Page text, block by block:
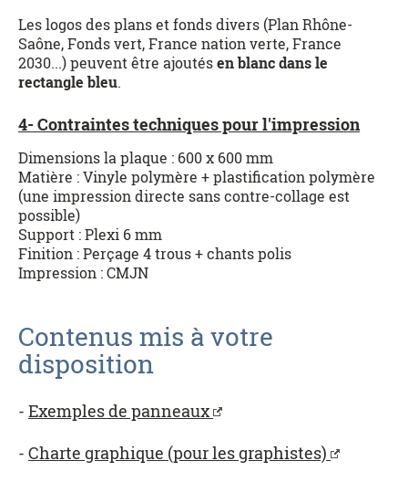
Les logos des plans et fonds divers (Plan Rhône-
Saône, Fonds vert, France nation verte, France
2030...) peuvent être ajoutésen blanc dans le
rectangle bleu.
4- Contraintes techniques pour l'impression
Dimensions la plaque : 600 x 600 mm
Matière : Vinyle polymère + plastification polymère
(une impression directe sans contre-collage est
possible)
Support : Plexi 6 mm
Finition : Perçage 4 trous + chants polis
Impression : CMJN
Contenus mis à votre
disposition
- Exemples de panneaux
- Charte graphique (pour les graphistes)